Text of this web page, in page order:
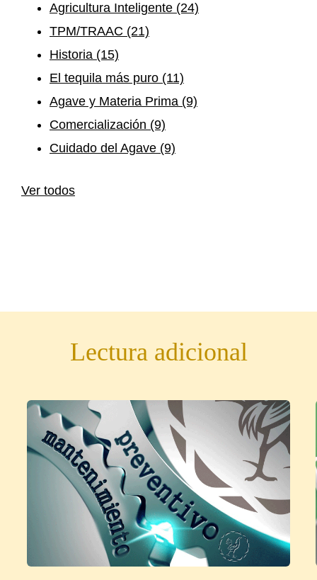
Agricultura Inteligente (24)
TPM/TRAAC (21)
Historia (15)
El tequila más puro (11)
Agave y Materia Prima (9)
Comercialización (9)
Cuidado del Agave (9)
Ver todos
Lectura adicional